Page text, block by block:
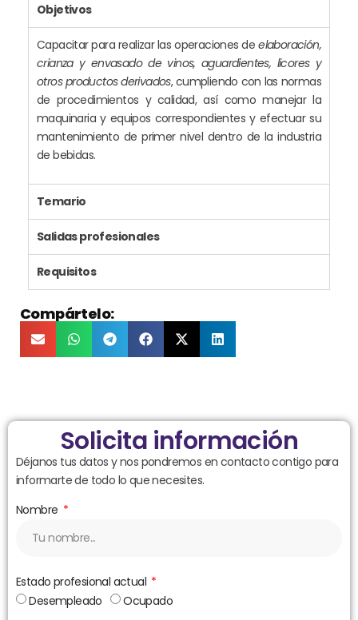
Objetivos
Capacitar para realizar las operaciones deelaboración,
crianza y envasado de vinos, aguardientes, licores y
otros productos derivados, cumpliendo con las normas
de procedimientos y calidad, así como manejar la
maquinaria y equipos correspondientes y efectuar su
mantenimiento de primer nivel dentro de la industria
de bebidas.
Temario
Salidas profesionales
Requisitos
Compártelo:
Solicita información
Déjanos tus datos y nos pondremos en contacto contigo para
informarte de todo lo que necesites.
Nombre
Estado profesional actual
Desempleado
Ocupado